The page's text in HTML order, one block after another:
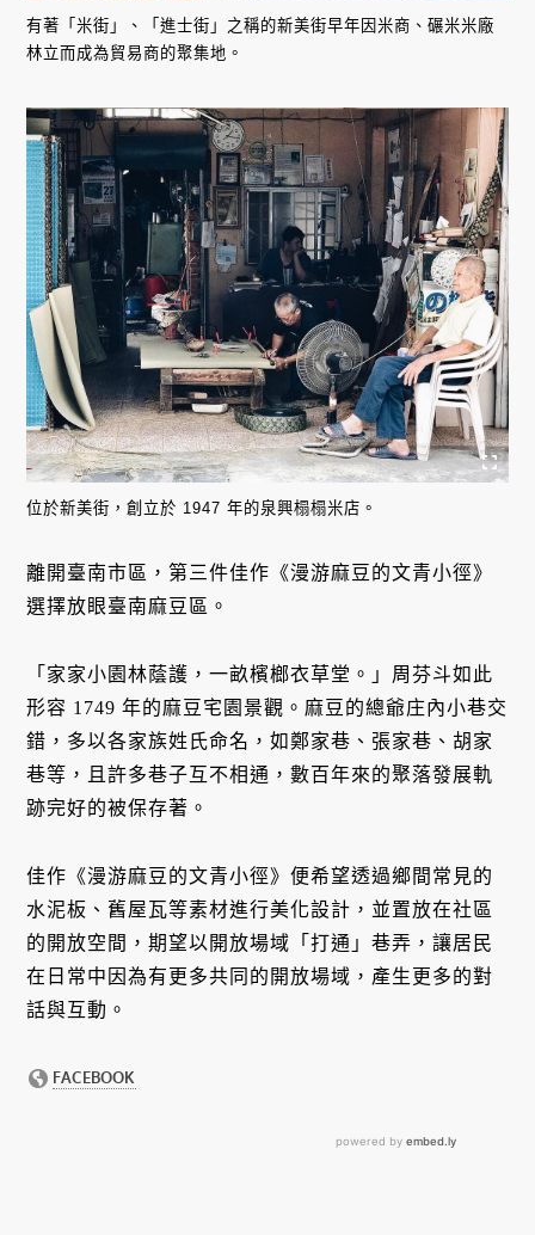
有著「米街」、「進士街」之稱的新美街早年因米商、碾米米廠
林立而成為貿易商的聚集地。
位於新美街，創立於 1947 年的泉興榻榻米店。
離開臺南市區，第三件佳作《漫游麻豆的文青小徑》
選擇放眼臺南麻豆區。
「家家小園林蔭護，一畝檳榔衣草堂。」周芬斗如此
形容 1749 年的麻豆宅園景觀。麻豆的總爺庄內小巷交
錯，多以各家族姓氏命名，如鄭家巷、張家巷、胡家
巷等，且許多巷子互不相通，數百年來的聚落發展軌
跡完好的被保存著。
佳作《漫游麻豆的文青小徑》便希望透過鄉間常見的
水泥板、舊屋瓦等素材進行美化設計，並置放在社區
的開放空間，期望以開放場域「打通」巷弄，讓居民
在日常中因為有更多共同的開放場域，產生更多的對
話與互動。